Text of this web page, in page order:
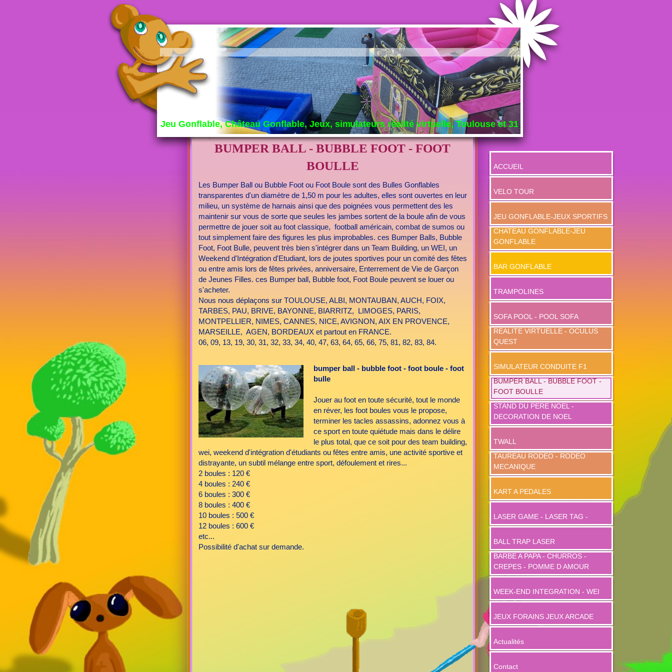
Jeu Gonflable, Château Gonflable, Jeux, simulateurs réalité virtuelle, Toulouse et 31
BUMPER BALL - BUBBLE FOOT - FOOT
BOULLE
Les Bumper Ball ou Bubble Foot ou Foot Boule sont des Bulles Gonflables
transparentes d'un diamètre de 1,50 m pour les adultes, elles sont ouvertes en leur
milieu, un système de harnais ainsi que des poignées vous permettent des les
maintenir sur vous de sorte que seules les jambes sortent de la boule afin de vous
permettre de jouer soit au foot classique, football américain, combat de sumos ou
tout simplement faire des figures les plus improbables. ces Bumper Balls, Bubble
Foot, Foot Bulle, peuvent très bien s'intégrer dans un Team Building, un WEI, un
Weekend d'Intégration d'Etudiant, lors de joutes sportives pour un comité des fêtes
ou entre amis lors de fêtes privées, anniversaire, Enterrement de Vie de Garçon
de Jeunes Filles. ces Bumper ball, Bubble foot, Foot Boule peuvent se louer ou
s'acheter.
Nous nous déplaçons sur TOULOUSE, ALBI, MONTAUBAN, AUCH, FOIX,
TARBES, PAU, BRIVE, BAYONNE, BIARRITZ, LIMOGES, PARIS,
MONTPELLIER, NIMES, CANNES, NICE, AVIGNON, AIX EN PROVENCE,
MARSEILLE, AGEN, BORDEAUX et partout en FRANCE.
06, 09, 13, 19, 30, 31, 32, 33, 34, 40, 47, 63, 64, 65, 66, 75, 81, 82, 83, 84.
bumper ball - bubble foot - foot boule - foot
bulle
Jouer au foot en toute sécurité, tout le monde
en réver, les foot boules vous le propose,
terminer les tacles assassins, adonnez vous à
ce sport en toute quiétude mais dans le délire
le plus total, que ce soit pour des team building,
wei, weekend d'intégration d'étudiants ou fêtes entre amis, une activité sportive et
distrayante, un subtil mélange entre sport, défoulement et rires...
2 boules : 120 €
4 boules : 240 €
6 boules : 300 €
8 boules : 400 €
10 boules : 500 €
12 boules : 600 €
etc...
Possibilité d'achat sur demande.
ACCUEIL
VELO TOUR
JEU GONFLABLE-JEUX SPORTIFS
CHATEAU GONFLABLE-JEU
GONFLABLE
BAR GONFLABLE
TRAMPOLINES
SOFA POOL - POOL SOFA
REALITE VIRTUELLE - OCULUS
QUEST
SIMULATEUR CONDUITE F1
BUMPER BALL - BUBBLE FOOT -
FOOT BOULLE
STAND DU PERE NOEL -
DECORATION DE NOEL
TWALL
TAUREAU RODEO - RODEO
MECANIQUE
KART A PEDALES
LASER GAME - LASER TAG -
BALL TRAP LASER
BARBE A PAPA - CHURROS -
CREPES - POMME D AMOUR
WEEK-END INTEGRATION - WEI
JEUX FORAINS JEUX ARCADE
Actualités
Contact